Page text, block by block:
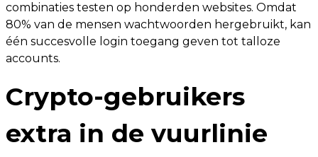
combinaties testen op honderden websites. Omdat
80% van de mensen wachtwoorden hergebruikt, kan
één succesvolle login toegang geven tot talloze
accounts.
Crypto-gebruikers
extra in de vuurlinie